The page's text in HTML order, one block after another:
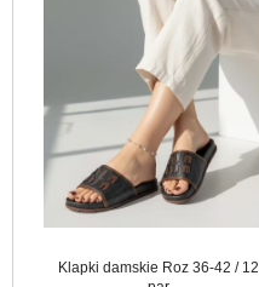
Klapki damskie Roz 36-42 / 12